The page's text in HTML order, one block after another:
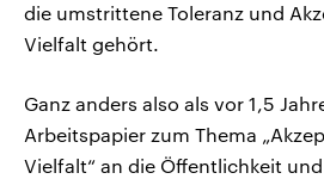
die umstrittene Toleranz und
Vielfalt gehört.
Ganz anders also als vor 1,5
Arbeitspapier zum Thema
Vielfalt“ an die Öffentlichkeit